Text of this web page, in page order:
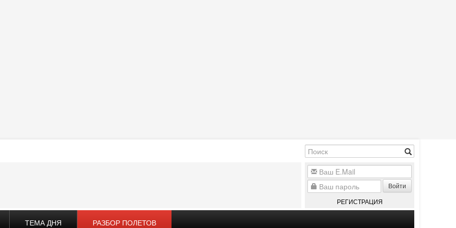
Войти
РЕГИСТРАЦИЯ
ТЕМА ДНЯ РАЗБОР ПОЛЕТОВ